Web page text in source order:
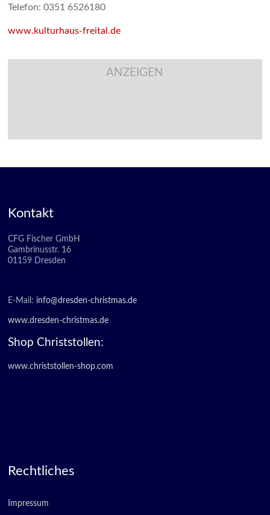
Telefon: 0351 6526180
www.kulturhaus-freital.de
ANZEIGEN
Kontakt
CFG Fischer GmbH
Gambrinusstr. 16
01159 Dresden
E-Mail: info@dresden-christmas.de
www.dresden-christmas.de
Shop Christstollen:
www.christstollen-shop.com
Rechtliches
Impressum